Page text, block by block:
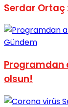
No Result
View All Result
Serdar Ortaç
Gündem
Programdan
olsun!